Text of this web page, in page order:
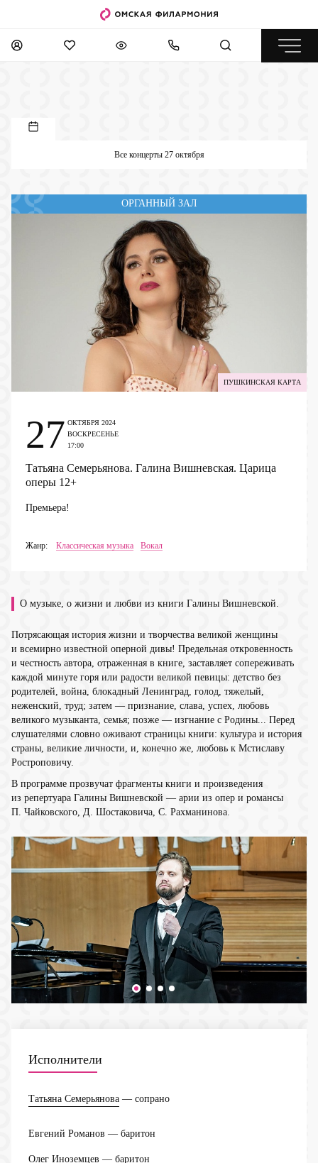
Все концерты 27 октября
ОРГАННЫЙ ЗАЛ
ПУШКИНСКАЯ КАРТА
Татьяна Семерьянова. Галина Вишневская. Царица
оперы 12+
Премьера!
Жанр: Классическая музыка Вокал
27 ОКТЯБРЯ 2024
ВОСКРЕСЕНЬЕ
17:00
О музыке, о жизни и любви из книги Галины Вишневской.
Потрясающая история жизни и творчества великой женщины
и всемирно известной оперной дивы! Предельная откровенность
и честность автора, отраженная в книге, заставляет сопереживать
каждой минуте горя или радости великой певицы: детство без
родителей, война, блокадный Ленинград, голод, тяжелый,
неженский, труд; затем — признание, слава, успех, любовь
великого музыканта, семья; позже — изгнание с Родины... Перед
слушателями словно оживают страницы книги: культура и история
страны, великие личности, и, конечно же, любовь к Мстиславу
Ростроповичу.
В программе прозвучат фрагменты книги и произведения
из репертуара Галины Вишневской — арии из опер и романсы
П. Чайковского, Д. Шостаковича, С. Рахманинова.
Исполнители
Татьяна Семерьянова — сопрано
Евгений Романов — баритон
Олег Иноземцев — баритон